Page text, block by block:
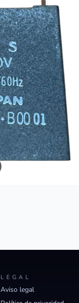
LEGAL
Aviso legal